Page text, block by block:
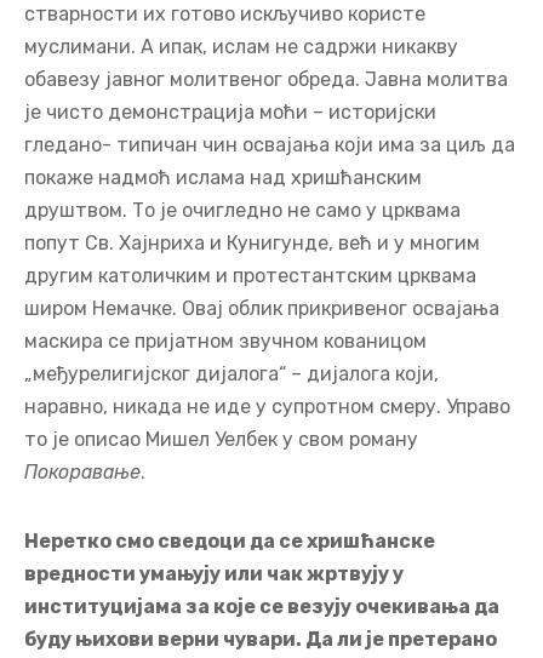
стварности их готово искључиво користе
муслимани. А ипак, ислам не садржи никакву
обавезу јавног молитвеног обреда. Јавна молитва
је чисто демонстрација моћи – историјски
гледано- типичан чин освајања који има за циљ да
покаже надмоћ ислама над хришћанским
друштвом. То је очигледно не само у црквама
попут Св. Хајнриха и Кунигунде, већ и у многим
другим католичким и протестантским црквама
широм Немачке. Овај облик прикривеног освајања
маскира се пријатном звучном кованицом
„међурелигијског дијалога“ – дијалога који,
наравно, никада не иде у супротном смеру. Управо
то је описао Мишел Уелбек у свом роману
Покоравање.
Неретко смо сведоци да се хришћанске
вредности умањују или чак жртвују у
институцијама за које се везују очекивања да
буду њихови верни чувари. Да ли је претерано